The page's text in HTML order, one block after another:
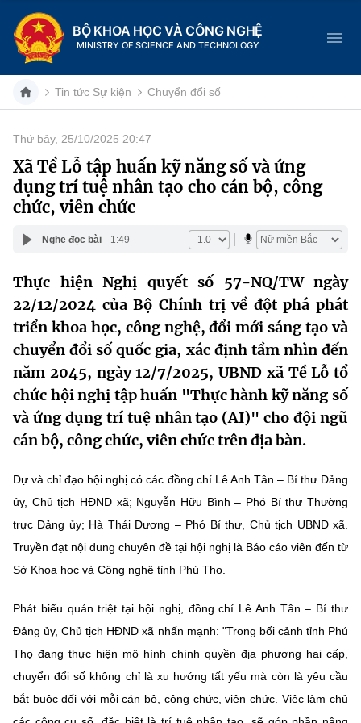
BỘ KHOA HỌC VÀ CÔNG NGHỆ
MINISTRY OF SCIENCE AND TECHNOLOGY
Danh mục
Trang chủ
Cơ cấu tổ chức
Lịch sử phát triển
Sở Khoa học và Công nghệ
Khoa học và Công nghệ
Đổi mới sáng tạo
Chuyển đổi số
Bưu chính, Viễn thông
Tiêu chuẩn, đo lường, chất lượng
Năng lượng nguyên tử
Dịch vụ công
Hệ thống văn bản
Văn bản QPPL
Văn bản chỉ đạo điều hành
MST IOFFICE
THỐNG KÊ
Chuyển đổi số
Bưu chính, Viễn thông
Sở hữu trí tuệ
Tiêu chuẩn, đo lường, chất lượng
Năng lượng nguyên tử
Multimedia
THƯ ĐIỆN TỬ
Khác
Videos
Ảnh
Voice
Nhiệm vụ trọng tâm
Tin tức Sự kiện Chuyển đổi số
Thứ bảy, 25/10/2025 20:47
Xã Tề Lỗ tập huấn kỹ năng số và ứng
dụng trí tuệ nhân tạo cho cán bộ, công
chức, viên chức
Nghe đọc bài 1:49
Thực hiện Nghị quyết số 57-NQ/TW ngày
22/12/2024 của Bộ Chính trị về đột phá phát
triển khoa học, công nghệ, đổi mới sáng tạo và
chuyển đổi số quốc gia, xác định tầm nhìn đến
năm 2045, ngày 12/7/2025, UBND xã Tề Lỗ tổ
chức hội nghị tập huấn "Thực hành kỹ năng số
và ứng dụng trí tuệ nhân tạo (AI)" cho đội ngũ
cán bộ, công chức, viên chức trên địa bàn.
Dự và chỉ đạo hội nghị có các đồng chí Lê Anh Tân – Bí thư Đảng
ủy, Chủ tịch HĐND xã; Nguyễn Hữu Bình – Phó Bí thư Thường
trực Đảng ủy; Hà Thái Dương – Phó Bí thư, Chủ tịch UBND xã.
Truyền đạt nội dung chuyên đề tại hội nghị là Báo cáo viên đến từ
Sở Khoa học và Công nghệ tỉnh Phú Thọ.
Phát biểu quán triệt tại hội nghị, đồng chí Lê Anh Tân – Bí thư
Đảng ủy, Chủ tịch HĐND xã nhấn mạnh: "Trong bối cảnh tỉnh Phú
Thọ đang thực hiện mô hình chính quyền địa phương hai cấp,
chuyển đổi số không chỉ là xu hướng tất yếu mà còn là yêu cầu
bắt buộc đối với mỗi cán bộ, công chức, viên chức. Việc làm chủ